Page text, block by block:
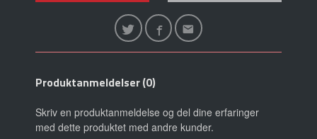
Produktanmeldelser (0)
Skriv en produktanmeldelse og del dine erfaringer
med dette produktet med andre kunder.